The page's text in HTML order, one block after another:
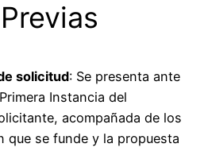
solicitud: Se presenta ante
Instancia del
acompañada de los
que se funde y la propuesta